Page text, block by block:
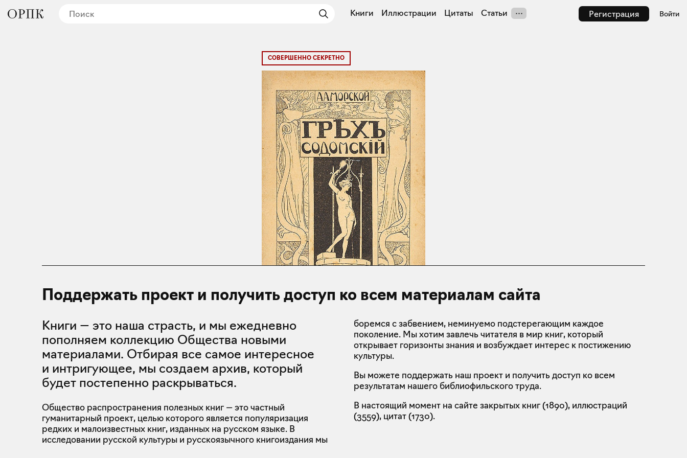
Регистрация Войти
Книги Иллюстрации Цитаты Статьи
СОВЕРШЕННО СЕКРЕТНО
Поддержать проект и получить доступ ко всем материалам сайта
Книги — это наша страсть, и мы ежедневно
пополняем коллекцию Общества новыми
материалами. Отбирая все самое интересное
и интригующее, мы создаем архив, который
будет постепенно раскрываться.
Общество распространения полезных книг — это частный
гуманитарный проект, целью которого является популяризация
редких и малоизвестных книг, изданных на русском языке. В
исследовании русской культуры и русскоязычного книгоиздания мы
боремся с забвением, неминуемо подстерегающим каждое
поколение. Мы хотим завлечь читателя в мир книг, который
открывает горизонты знания и возбуждает интерес к постижению
культуры.
Вы можете поддержать наш проект и получить доступ ко всем
результатам нашего библиофильского труда.
В настоящий момент на сайте закрытых книг (1890), иллюстраций
(3559), цитат (1730).